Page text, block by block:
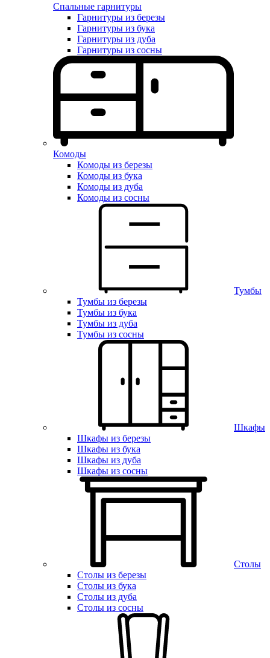
Спальные гарнитуры
Гарнитуры из березы
Гарнитуры из бука
Гарнитуры из дуба
Гарнитуры из сосны
Комоды
Комоды из березы
Комоды из бука
Комоды из дуба
Комоды из сосны
Тумбы
Тумбы из березы
Тумбы из бука
Тумбы из дуба
Тумбы из сосны
Шкафы
Шкафы из березы
Шкафы из бука
Шкафы из дуба
Шкафы из сосны
Столы
Столы из березы
Столы из бука
Столы из дуба
Столы из сосны